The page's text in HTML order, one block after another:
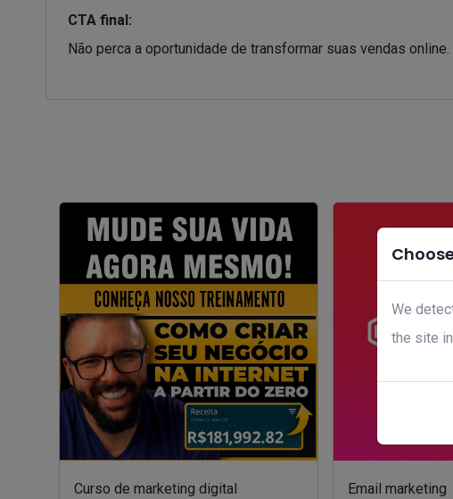
We
the site in
CTA final:
Não perca a oportunidade de transformar suas vendas
Curso de marketing digital Email marketing